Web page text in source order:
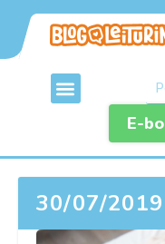
E-
30/07/2019